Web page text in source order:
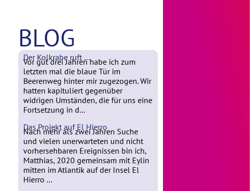
BLOG
Der Kolkrabe ruft …
Vor gut drei Jahren habe ich zum
letzten mal die blaue Tür im
Beerenweg hinter mir zugezogen. Wir
hatten kapituliert gegenüber
widrigen Umständen, die für uns eine
Fortsetzung in d...
Das Projekt auf El Hierro
Nach mehr als zwei Jahren Suche
und vielen unerwarteten und nicht
vorhersehbaren Ereignissen bin ich,
Matthias, 2020 gemeinsam mit Eylin
mitten im Atlantik auf der Insel El
Hierro ...